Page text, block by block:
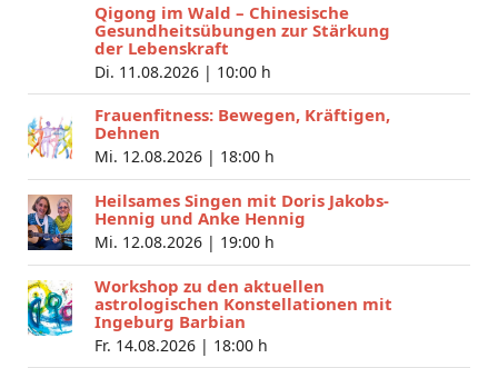
Qigong im Wald – Chinesische
Gesundheitsübungen zur Stärkung
der Lebenskraft
Di. 11.08.2026 | 10:00 h
Frauenfitness: Bewegen, Kräftigen,
Dehnen
Mi. 12.08.2026 | 18:00 h
Heilsames Singen mit Doris Jakobs-
Hennig und Anke Hennig
Mi. 12.08.2026 | 19:00 h
Workshop zu den aktuellen
astrologischen Konstellationen mit
Ingeburg Barbian
Fr. 14.08.2026 | 18:00 h